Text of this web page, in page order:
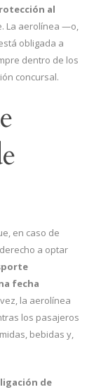
al
La aerolínea —o,
obligada a
dentro de los
concursal.
en caso de
a optar
fecha
vez, la aerolínea
los pasajeros
bebidas y,
de